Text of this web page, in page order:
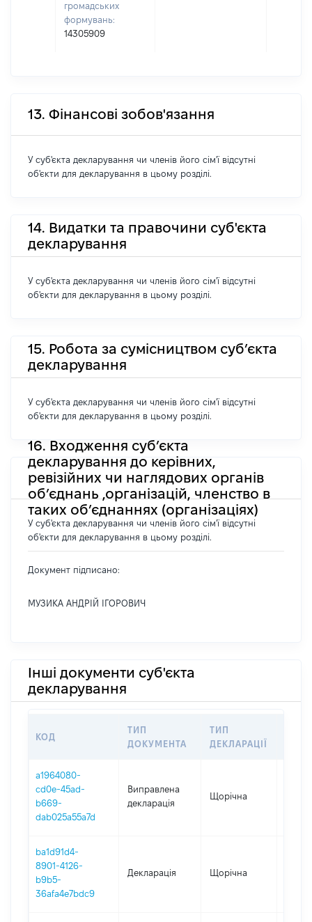
громадських
формувань:
14305909
13. Фінансові зобов'язання
У суб'єкта декларування чи членів його сім'ї відсутні
об'єкти для декларування в цьому розділі.
14. Видатки та правочини суб'єкта
декларування
У суб'єкта декларування чи членів його сім'ї відсутні
об'єкти для декларування в цьому розділі.
15. Робота за сумісництвом суб’єкта
декларування
У суб'єкта декларування чи членів його сім'ї відсутні
об'єкти для декларування в цьому розділі.
16. Входження суб’єкта
декларування до керівних,
ревізійних чи наглядових органів
об’єднань ,організацій, членство в
таких об’єднаннях (організаціях)
У суб'єкта декларування чи членів його сім'ї відсутні
об'єкти для декларування в цьому розділі.
Документ підписано:
МУЗИКА АНДРІЙ ІГОРОВИЧ
Інші документи суб'єкта
декларування
КОД
ТИП
ДОКУМЕНТА
ТИП
ДЕКЛАРАЦІЇ
a1964080-
cd0e-45ad-
b669-
dab025a55a7d
Виправлена
декларація
Щорічна
ba1d91d4-
8901-4126-
b9b5-
36afa4e7bdc9
Декларація Щорічна